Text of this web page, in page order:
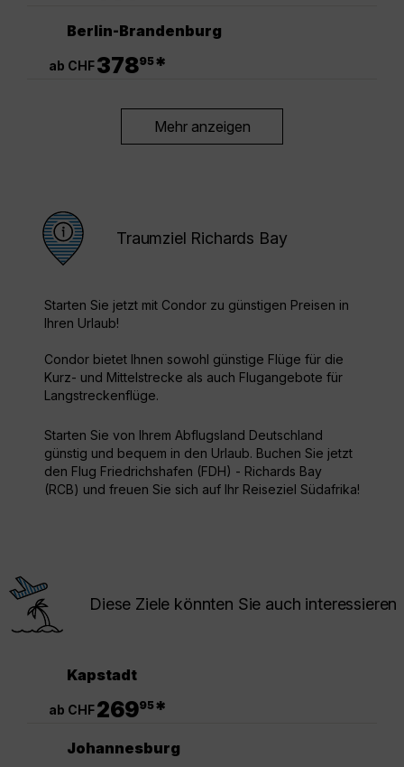
Berlin-Brandenburg
ab CHF37895*
Mehr anzeigen
Traumziel Richards Bay
Starten Sie jetzt mit Condor zu günstigen Preisen in
Ihren Urlaub!
Condor bietet Ihnen sowohl günstige Flüge für die
Kurz- und Mittelstrecke als auch Flugangebote für
Langstreckenflüge.
Starten Sie von Ihrem Abflugsland Deutschland
günstig und bequem in den Urlaub. Buchen Sie jetzt
den Flug Friedrichshafen (FDH) - Richards Bay
(RCB) und freuen Sie sich auf Ihr Reiseziel Südafrika!
Diese Ziele könnten Sie auch interessieren
Kapstadt
ab CHF26995*
Johannesburg